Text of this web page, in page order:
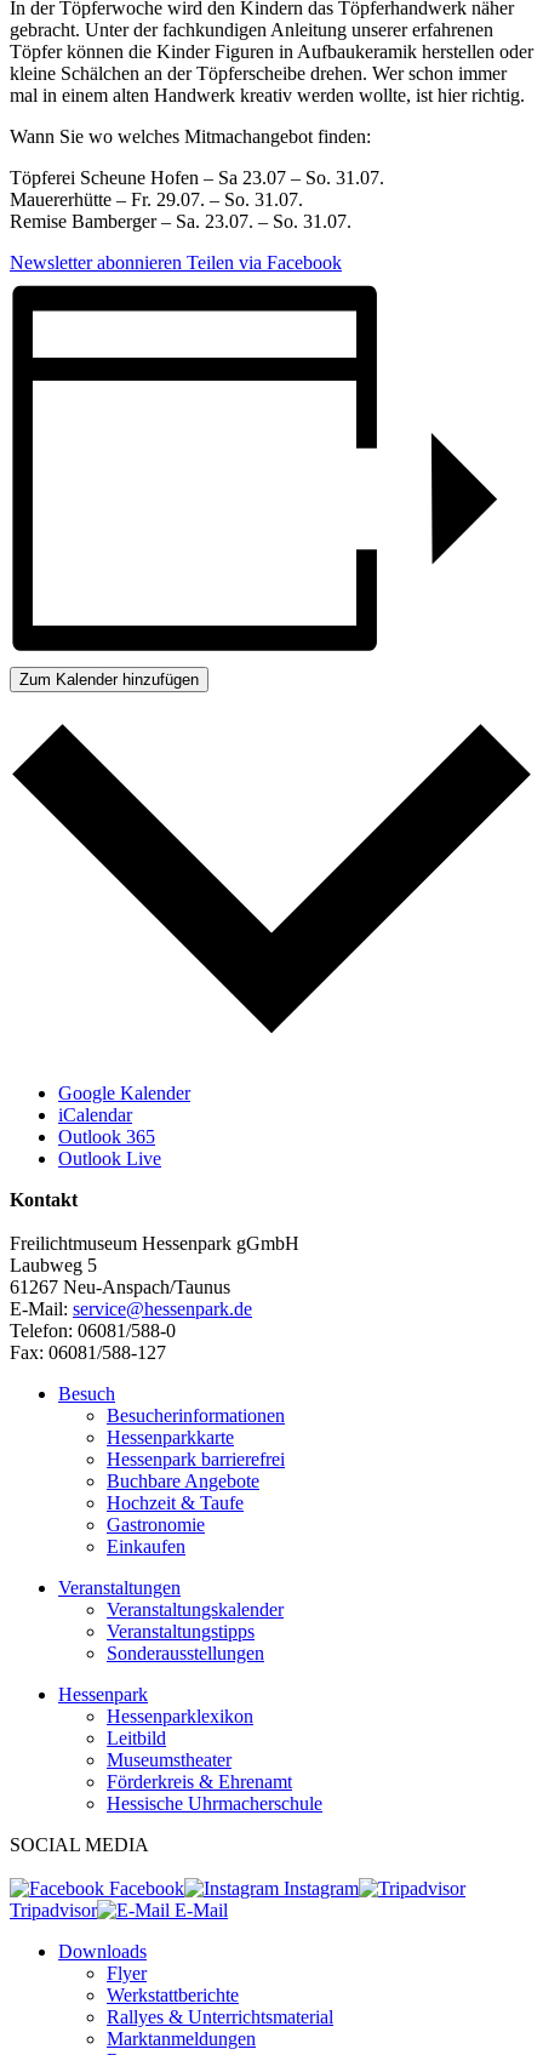
In der Töpferwoche wird den Kindern das Töpferhandwerk näher
gebracht. Unter der fachkundigen Anleitung unserer erfahrenen
Töpfer können die Kinder Figuren in Aufbaukeramik herstellen oder
kleine Schälchen an der Töpferscheibe drehen. Wer schon immer
mal in einem alten Handwerk kreativ werden wollte, ist hier richtig.
Wann Sie wo welches Mitmachangebot finden:
Töpferei Scheune Hofen – Sa 23.07 – So. 31.07.
Mauererhütte – Fr. 29.07. – So. 31.07.
Remise Bamberger – Sa. 23.07. – So. 31.07.
Newsletter abonnieren Teilen via Facebook
Zum Kalender hinzufügen
Google Kalender
iCalendar
Outlook 365
Outlook Live
Kontakt
Freilichtmuseum Hessenpark gGmbH
Laubweg 5
61267 Neu-Anspach/Taunus
E-Mail: service@hessenpark.de
Telefon: 06081/588-0
Fax: 06081/588-127
Besuch
Besucherinformationen
Hessenparkkarte
Hessenpark barrierefrei
Buchbare Angebote
Hochzeit & Taufe
Gastronomie
Einkaufen
Veranstaltungen
Veranstaltungskalender
Veranstaltungstipps
Sonderausstellungen
Hessenpark
Hessenparklexikon
Leitbild
Museumstheater
Förderkreis & Ehrenamt
Hessische Uhrmacherschule
SOCIAL MEDIA
Facebook
Instagram
Tripadvisor
E-Mail
Downloads
Flyer
Werkstattberichte
Rallyes & Unterrichtsmaterial
Marktanmeldungen